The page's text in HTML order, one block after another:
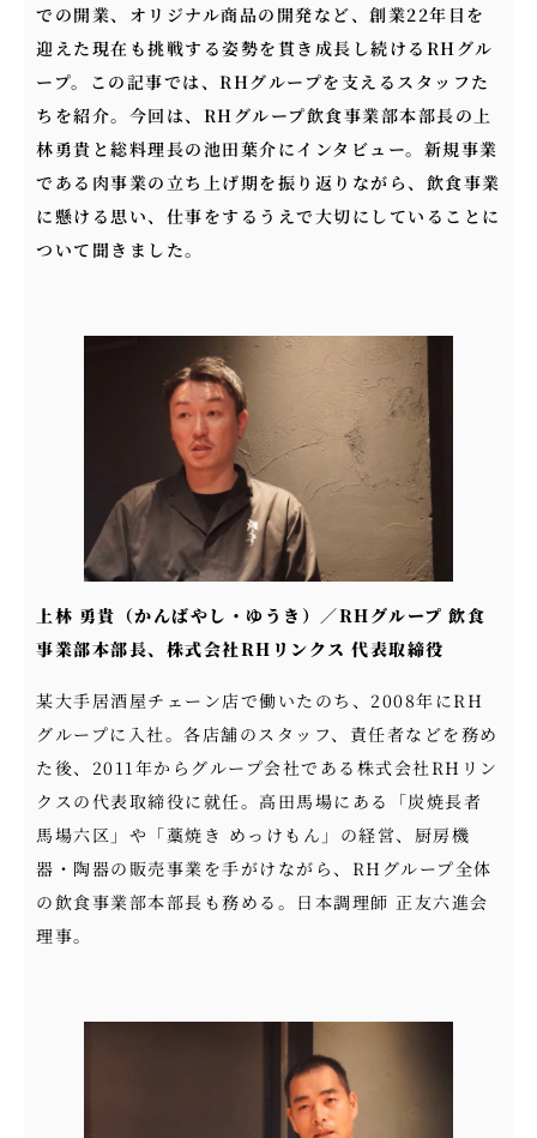
での開業、オリジナル商品の開発など、創業22年目を
迎えた現在も挑戦する姿勢を貫き成長し続けるRHグル
ープ。この記事では、RHグループを支えるスタッフた
ちを紹介。今回は、RHグループ飲食事業部本部長の上
林勇貴と総料理長の池田葉介にインタビュー。新規事業
である肉事業の立ち上げ期を振り返りながら、飲食事業
に懸ける思い、仕事をするうえで大切にしていることに
ついて聞きました。
上林 勇貴（かんばやし・ゆうき）／RHグループ 飲食
事業部本部長、株式会社RHリンクス 代表取締役
某大手居酒屋チェーン店で働いたのち、2008年にRH
グループに入社。各店舗のスタッフ、責任者などを務め
た後、2011年からグループ会社である株式会社RHリン
クスの代表取締役に就任。高田馬場にある「炭焼長者
馬場六区」や「藁焼き めっけもん」の経営、厨房機
器・陶器の販売事業を手がけながら、RHグループ全体
の飲食事業部本部長も務める。日本調理師 正友六進会
理事。